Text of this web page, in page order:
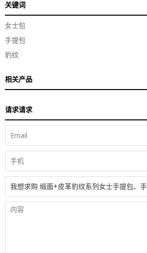
关键词
女士包
手提包
豹纹
相关产品
请求请求